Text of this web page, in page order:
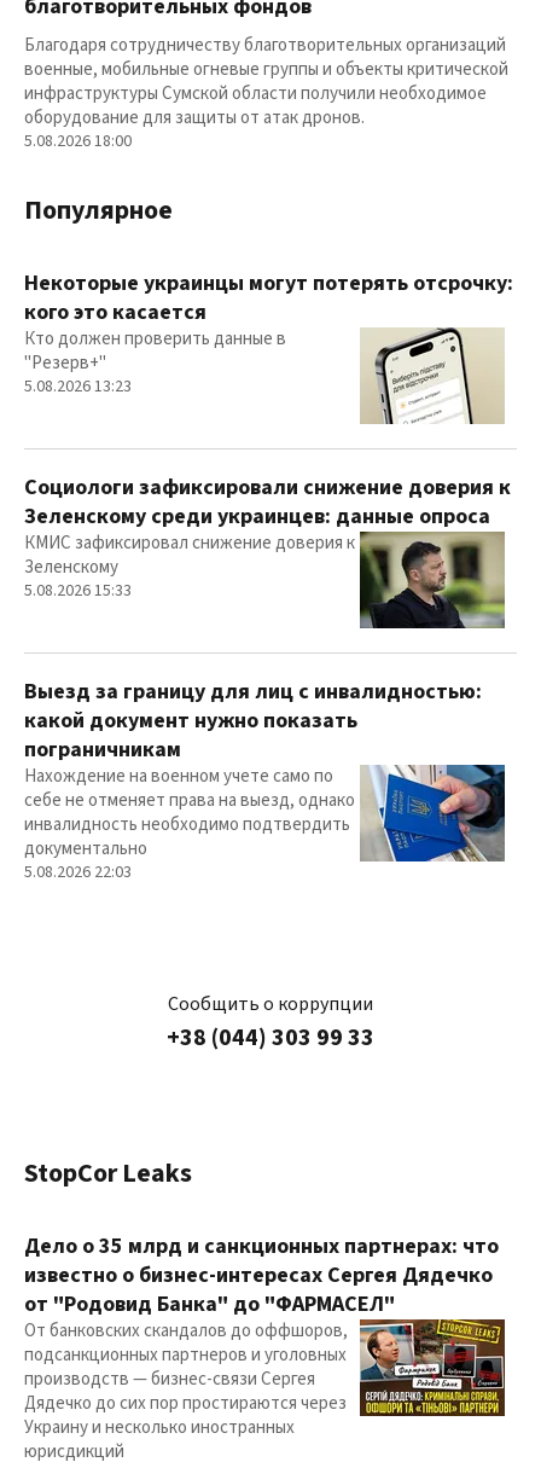
благотворительных фондов
Благодаря сотрудничеству благотворительных организаций
военные, мобильные огневые группы и объекты критической
инфраструктуры Сумской области получили необходимое
оборудование для защиты от атак дронов.
5.08.2026 18:00
Популярное
Некоторые украинцы могут потерять отсрочку:
кого это касается
Кто должен проверить данные в
"Резерв+"
5.08.2026 13:23
Социологи зафиксировали снижение доверия к
Зеленскому среди украинцев: данные опроса
КМИС зафиксировал снижение доверия к
Зеленскому
5.08.2026 15:33
Выезд за границу для лиц с инвалидностью:
какой документ нужно показать
пограничникам
Нахождение на военном учете само по
себе не отменяет права на выезд, однако
инвалидность необходимо подтвердить
документально
5.08.2026 22:03
Сообщить о коррупции
+38 (044) 303 99 33
StopCor Leaks
Дело о 35 млрд и санкционных партнерах: что
известно о бизнес-интересах Сергея Дядечко
от "Родовид Банка" до "ФАРМАСЕЛ"
От банковских скандалов до оффшоров,
подсанкционных партнеров и уголовных
производств — бизнес-связи Сергея
Дядечко до сих пор простираются через
Украину и несколько иностранных
юрисдикций